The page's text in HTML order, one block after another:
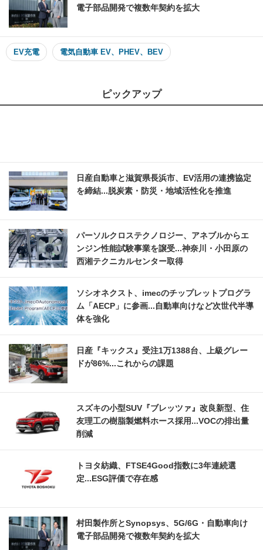
電子部品開発で複数年契約を拡大
EV充電 電気自動車 EV、PHEV、BEV
ピックアップ
日産自動車と滋賀県長浜市、EV活用の連携協定
を締結...脱炭素・防災・地域活性化を推進
パーソルクロステクノロジー、アネブルからエ
ンジン性能試験事業を譲受...神奈川・小田原の
西湘テクニカルセンター取得
ソシオネクスト、imecのチップレットプログラ
ム「AECP」に参画...自動車向けなど次世代半導
体を強化
日産『キックス』受注1万1388台、上級グレー
ドが86%...これからの課題
スズキの小型SUV『ブレッツァ』改良新型、住
友理工の樹脂製燃料ホース採用...VOCの排出量
削減
トヨタ紡織、FTSE4Good指数に3年連続選
定...ESG評価で存在感
村田製作所とSynopsys、5G/6G・自動車向け
電子部品開発で複数年契約を拡大